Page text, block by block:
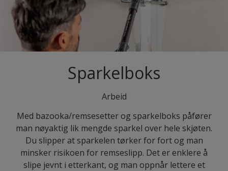
Sparkelboks
Arbeid
Med bazooka/remsesetter og sparkelboks påfører
man nøyaktig lik mengde sparkel over hele skjøten.
Du slipper at sparkelen tørker for fort og man
minsker risikoen for remseslipp. Det er enklere å
slipe jevnt i etterkant, og man oppnår lettere et